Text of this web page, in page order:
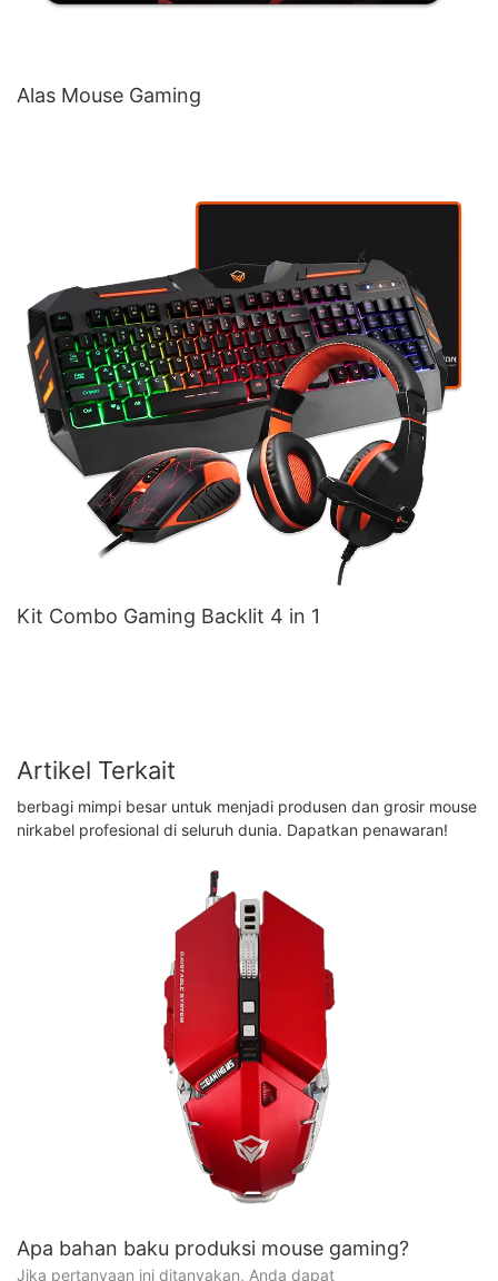
Alas Mouse Gaming
Kit Combo Gaming Backlit 4 in 1
Artikel Terkait
berbagi mimpi besar untuk menjadi produsen dan grosir mouse
nirkabel profesional di seluruh dunia. Dapatkan penawaran!
Apa bahan baku produksi mouse gaming?
Jika pertanyaan ini ditanyakan, Anda dapat